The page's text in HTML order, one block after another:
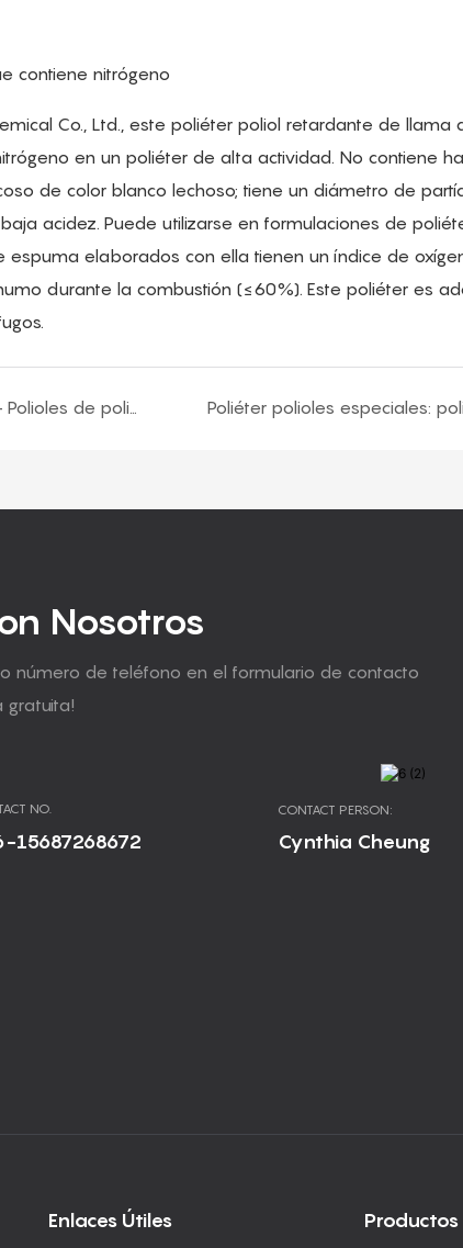
contiene nitrógeno
Co., Ltd., este poliéter poliol retardante de llama
en un poliéter de alta actividad. No contiene
de color blanco lechoso; tiene un diámetro de
acidez. Puede utilizarse en formulaciones de
espuma elaborados con ella tienen un índice de
durante la combustión (≤60%). Este poliéter es
Polioles de poliéter especiales - Polioles de poliurea
Nosotros
número de teléfono en el formulario de contacto
gratuita!
NO.
15687268672
CONTACT PERSON:
Cynthia Cheung
Enlaces Útiles Productos